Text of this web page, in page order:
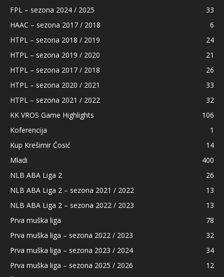
FPL – sezona 2024 / 2025
33
HAAC – sezona 2017 / 2018
6
HTPL – sezona 2018 / 2019
24
HTPL – sezona 2019 / 2020
21
HTPL – sezona 2017 / 2018
26
HTPL – sezona 2020 / 2021
33
HTPL – sezona 2021 / 2022
32
KK VROS Game Highlights
106
Koferencija
1
Kup Krešimir Ćosić
14
Mladi
400
NLB ABA Liga 2
26
NLB ABA Liga 2 – sezona 2021 / 2022
13
NLB ABA Liga 2 – sezona 2022 / 2023
13
Prva muška liga
78
Prva muška liga – sezona 2022 / 2023
32
Prva muška liga – sezona 2023 / 2024
34
Prva muška liga – sezona 2025 / 2026
12